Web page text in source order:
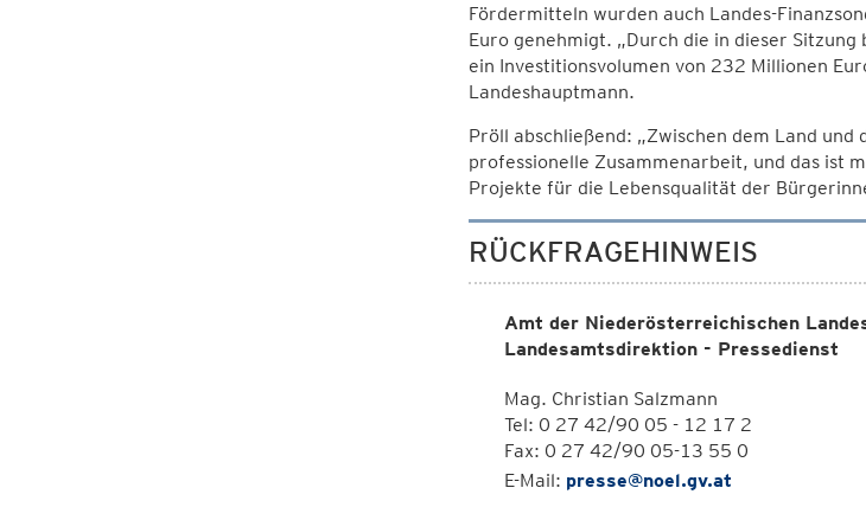
Fördermitteln wurden auch Landes-
Euro genehmigt. „Durch die in dieser
ein Investitionsvolumen von 232 Millionen
Landeshauptmann.
Pröll abschließend: „Zwischen dem Land
professionelle Zusammenarbeit, und das ist
Projekte für die Lebensqualität der
RÜCKFRAGEHINWEIS
Amt der Niederösterreichischen
Landesamtsdirektion - Pressedienst
Mag. Christian Salzmann
Tel: 0 27 42/90 05 - 12 17 2
Fax: 0 27 42/90 05-13 55 0
E-Mail: presse@noel.gv.at